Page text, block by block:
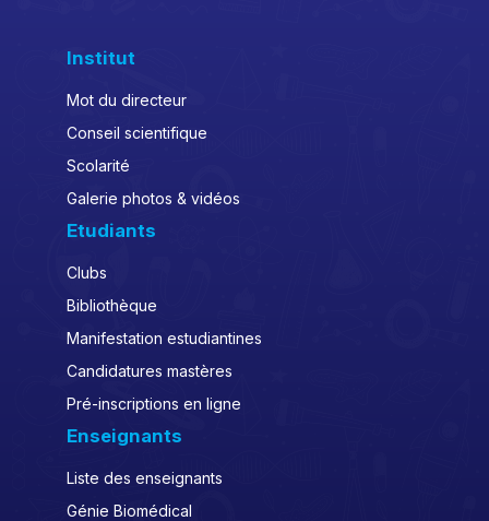
Institut
Mot du directeur
Conseil scientifique
Scolarité
Galerie photos & vidéos
Etudiants
Clubs
Bibliothèque
Manifestation estudiantines
Candidatures mastères
Pré-inscriptions en ligne
Enseignants
Liste des enseignants
Génie Biomédical